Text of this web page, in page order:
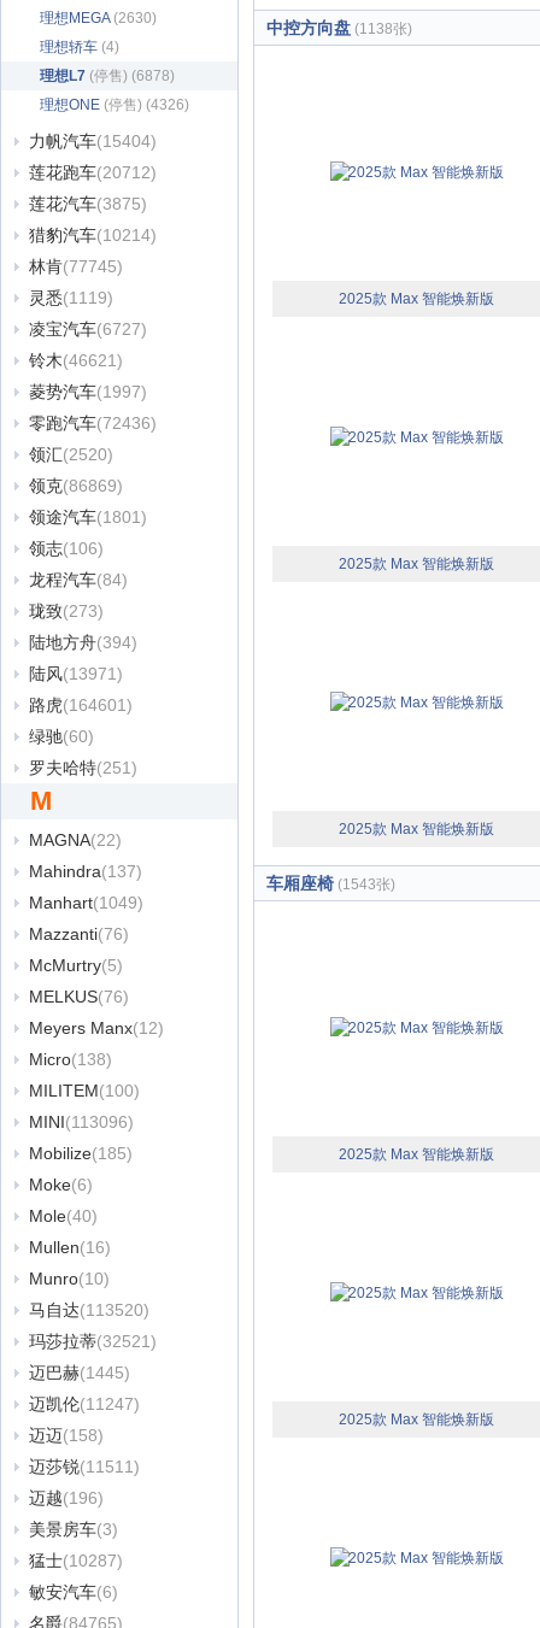
理想MEGA(2630)
理想轿车 (4)
理想L7 (停售) (6878)
理想ONE (停售) (4326)
力帆汽车(15404)
莲花跑车(20712)
莲花汽车(3875)
猎豹汽车(10214)
林肯(77745)
灵悉(1119)
凌宝汽车(6727)
铃木(46621)
菱势汽车(1997)
零跑汽车(72436)
领汇(2520)
领克(86869)
领途汽车(1801)
领志(106)
龙程汽车(84)
珑致(273)
陆地方舟(394)
陆风(13971)
路虎(164601)
绿驰(60)
罗夫哈特(251)
M
MAGNA(22)
Mahindra(137)
Manhart(1049)
Mazzanti(76)
McMurtry(5)
MELKUS(76)
Meyers Manx(12)
Micro(138)
MILITEM(100)
MINI(113096)
Mobilize(185)
Moke(6)
Mole(40)
Mullen(16)
Munro(10)
马自达(113520)
玛莎拉蒂(32521)
迈巴赫(1445)
迈凯伦(11247)
迈迈(158)
迈莎锐(11511)
迈越(196)
美景房车(3)
猛士(10287)
敏安汽车(6)
名爵(84765)
中控方向盘 (1138张)
2025款 Max 智能焕新版
2025款 Max 智能焕新版
2025款 Max 智能焕新版
车厢座椅 (1543张)
2025款 Max 智能焕新版
2025款 Max 智能焕新版